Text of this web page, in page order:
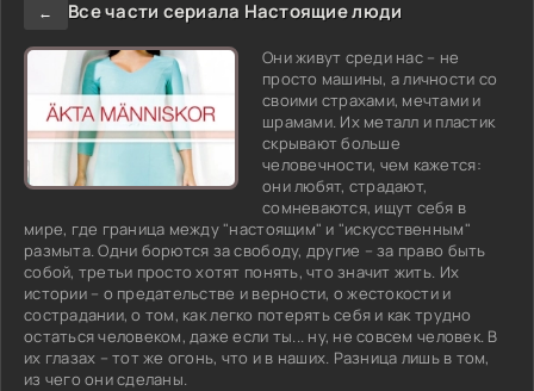
←
Все части сериала Настоящие люди
Они живут среди нас – не
просто машины, а личности со
своими страхами, мечтами и
шрамами. Их металл и пластик
скрывают больше
человечности, чем кажется:
они любят, страдают,
сомневаются, ищут себя в
мире, где граница между "настоящим" и "искусственным"
размыта. Одни борются за свободу, другие – за право быть
собой, третьи просто хотят понять, что значит жить. Их
истории – о предательстве и верности, о жестокости и
сострадании, о том, как легко потерять себя и как трудно
остаться человеком, даже если ты... ну, не совсем человек. В
их глазах – тот же огонь, что и в наших. Разница лишь в том,
из чего они сделаны.